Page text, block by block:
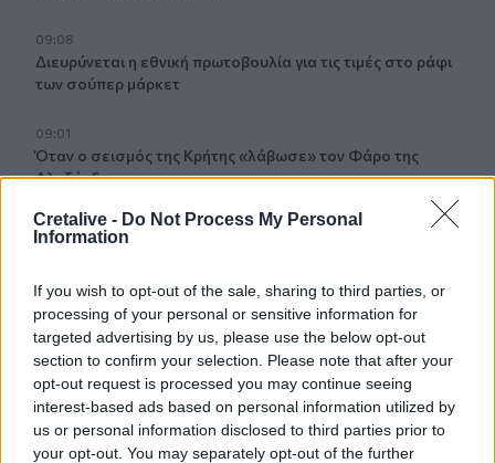
Cretalive - Do Not Process My Personal
Information
If you wish to opt-out of the sale, sharing to third parties, or
processing of your personal or sensitive information for
targeted advertising by us, please use the below opt-out
section to confirm your selection. Please note that after your
opt-out request is processed you may continue seeing
interest-based ads based on personal information utilized by
us or personal information disclosed to third parties prior to
your opt-out. You may separately opt-out of the further
09:08
Διευρύνεται η εθνική πρωτοβουλία για τις τιμές στο ράφι
των σούπερ μάρκετ
09:01
Όταν ο σεισμός της Κρήτης «λάβωσε» τον Φάρο της
Αλεξάνδρειας
08:55
Νέοι ρωσικοί βομβαρδισμοί στο Κίεβο: Τρεις νεκροί,
08:49
Μηχανολογικό: 4.700 νέα οχήματα στο Ηράκλειο -
Σάββατο στο γραφείο για να μην περιμένουν οι πολίτες
08:41
Κορυφώνεται η έξοδος των αδειούχων του Αυγούστου